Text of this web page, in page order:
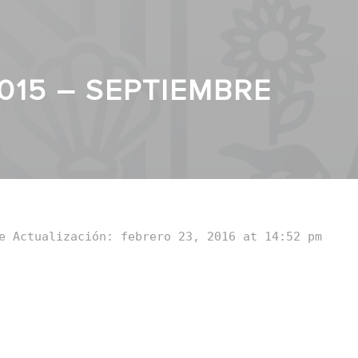
– SEPTIEMBRE
Actualización: febrero 23, 2016 at 14:52 pm